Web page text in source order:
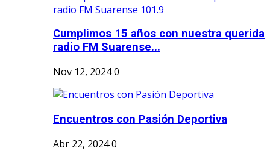
Cumplimos 15 años con nuestra querida
radio FM Suarense...
Nov 12, 20240
Encuentros con Pasión Deportiva
Abr 22, 20240